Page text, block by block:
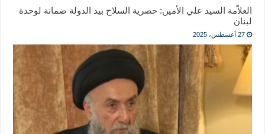
العلاّمة السيد علي الأمين: حصرية السلاح بيد الدولة ضمانة لوحدة
لبنان
27 أغسطس، 2025